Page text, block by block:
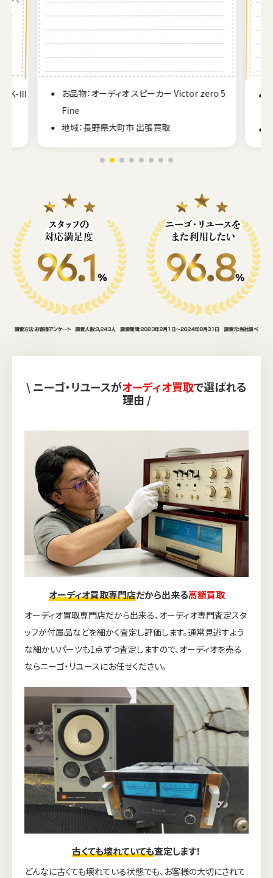
5
お品物：オーディオ CDプレーヤー TASCAM CD-
RW750
地域：宮城県多賀城市 出張買取
\ ニーゴ・リユースがオーディオ買取で選ばれる
理由 /
オーディオ買取専門店だから出来る高額買取
オーディオ買取専門店だから出来る、オーディオ専門査定スタ
ッフが付属品などを細かく査定し評価します。通常見逃すよう
な細かいパーツも1点ずつ査定しますので、オーディオを売る
ならニーゴ・リユースにお任せください。
古くても壊れていても査定します！
どんなに古くても壊れている状態でも、お客様の大切にされて